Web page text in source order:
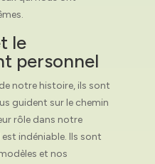
le
personnel
notre histoire, ils sont
guident sur le chemin
rôle dans notre
indéniable. Ils sont
et nos